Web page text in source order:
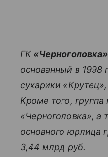
ГК «Черноголовка»
основанный в 1998
сухарики
Кроме того,
«Черноголовка», а
основного юрлица
3,44 млрд руб.